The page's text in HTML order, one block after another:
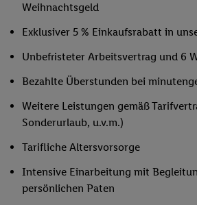
Weihnachtsgeld
Exklusiver 5 % Einkaufsrabatt in
Unbefristeter Arbeitsvertrag und 6
Bezahlte Überstunden bei
Weitere Leistungen gemäß
Sonderurlaub, u.v.m.)
Tarifliche Altersvorsorge
Intensive Einarbeitung mit
persönlichen Paten